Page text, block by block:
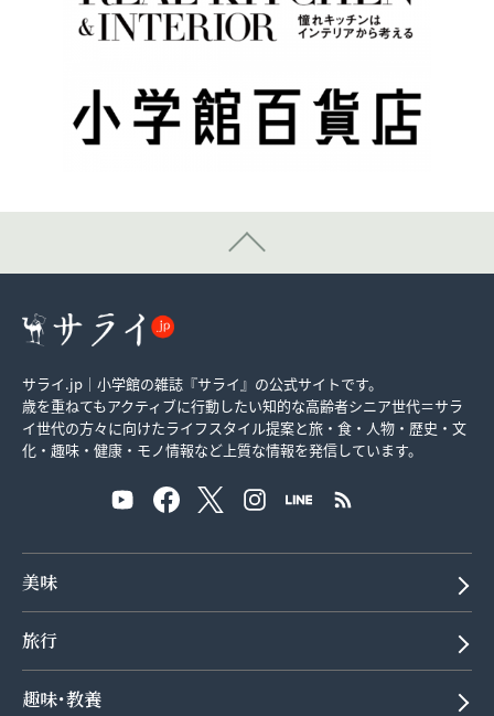
サライ.jp｜小学館の雑誌『サライ』の公式サイトです。
歳を重ねてもアクティブに行動したい知的な高齢者シニア世代＝サラ
イ世代の方々に向けたライフスタイル提案と旅・食・人物・歴史・文
化・趣味・健康・モノ情報など上質な情報を発信しています。
美味
旅行
趣味･教養